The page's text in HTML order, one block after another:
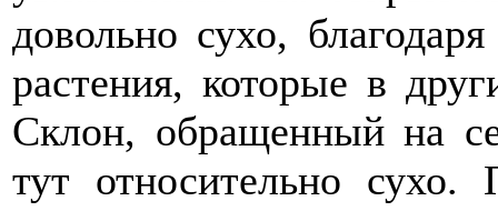
довольно сухо,
растения, которые в
Склон, обращенный на
тут относительно